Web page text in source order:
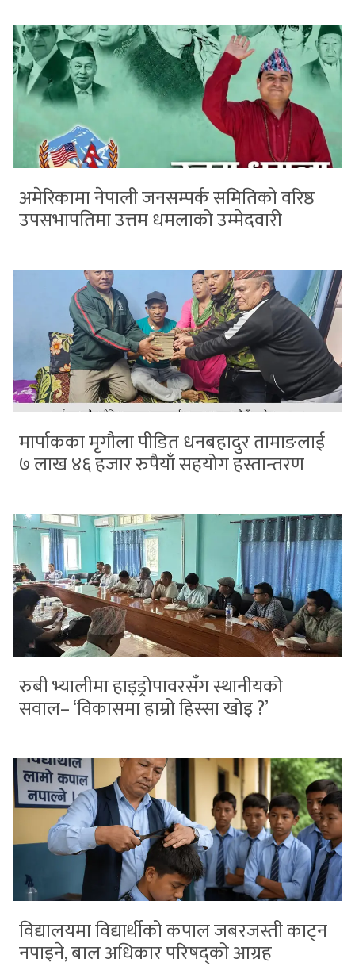
अमेरिकामा नेपाली जनसम्पर्क समितिको वरिष्ठ
उपसभापतिमा उत्तम धमलाको उम्मेदवारी
मार्पाकका मृगौला पीडित धनबहादुर तामाङलाई
७ लाख ४६ हजार रुपैयाँ सहयोग हस्तान्तरण
रुबी भ्यालीमा हाइड्रोपावरसँग स्थानीयको
सवाल– ‘विकासमा हाम्रो हिस्सा खोइ ?’
विद्यालयमा विद्यार्थीको कपाल जबरजस्ती काट्न
नपाइने, बाल अधिकार परिषद्को आग्रह